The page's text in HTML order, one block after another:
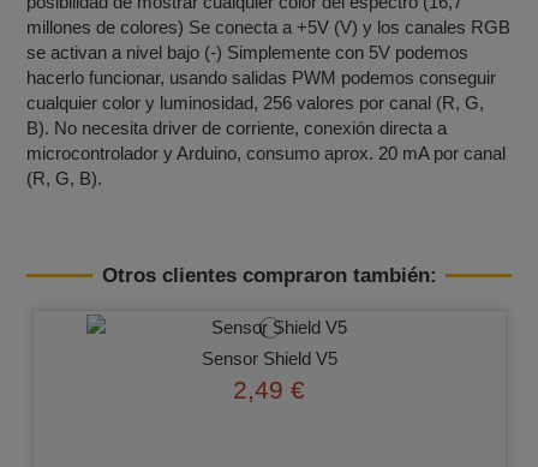
millones de colores) Se conecta a +5V (V) y los canales RGB
se activan a nivel bajo (-) Simplemente con 5V podemos
hacerlo funcionar, usando salidas PWM podemos conseguir
cualquier color y luminosidad, 256 valores por canal (R, G,
B). No necesita driver de corriente, conexión directa a
microcontrolador y Arduino, consumo aprox. 20 mA por canal
(R, G, B).
Otros clientes compraron también:
Sensor Shield V5
2,49 €